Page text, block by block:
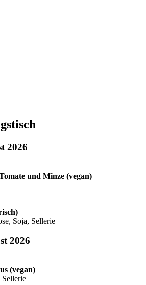
2026
und Minze (vegan)
Soja, Sellerie
2026
(vegan)